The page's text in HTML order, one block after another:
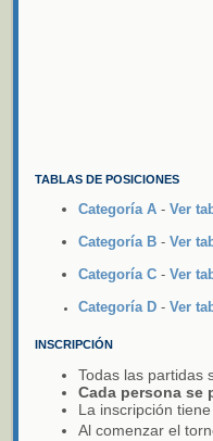
TABLAS DE POSICIONES
Categoría A - Ver
Categoría B - Ver
Categoría C - Ver
Categoría D - Ver
INSCRIPCIÓN
Todas las partidas
Cada persona se
La inscripción
Al comenzar el